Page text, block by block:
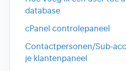
database
cPanel controlepaneel
Contactpersonen/Sub-
je klantenpaneel